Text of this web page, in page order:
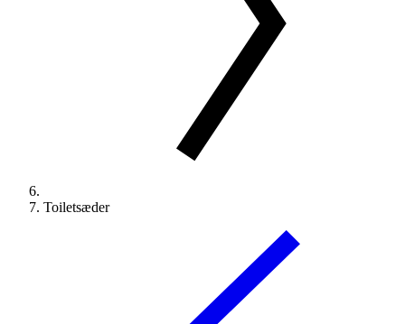
Toiletsæder